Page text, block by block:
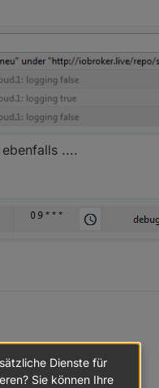
....
Dienste für
Sie können Ihre